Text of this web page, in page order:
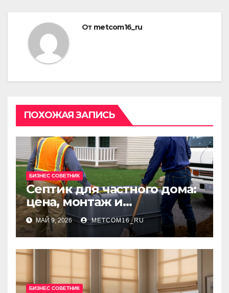
От metcom16_ru
ПОХОЖАЯ ЗАПИСЬ
БИЗНЕС СОВЕТНИК
Септик для частного дома:
цена, монтаж и
организация автономной
канализации
МАЙ 9, 2026 METCOM16_RU
БИЗНЕС СОВЕТНИК